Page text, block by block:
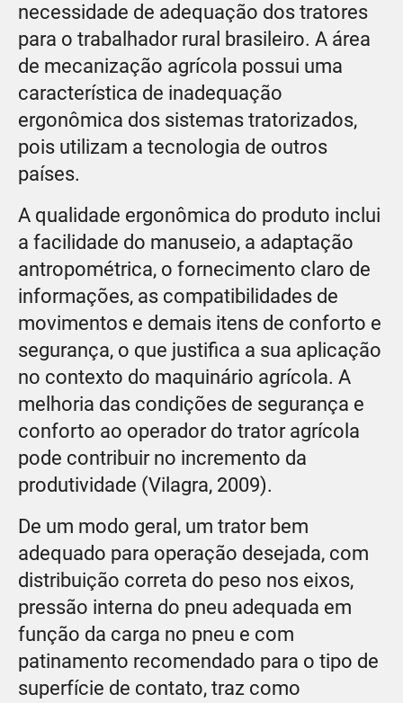
necessidade de adequação dos tratores
para o trabalhador rural brasileiro. A área
de mecanização agrícola possui uma
característica de inadequação
ergonômica dos sistemas tratorizados,
pois utilizam a tecnologia de outros
países.
A qualidade ergonômica do produto inclui
a facilidade do manuseio, a adaptação
antropométrica, o fornecimento claro de
informações, as compatibilidades de
movimentos e demais itens de conforto e
segurança, o que justifica a sua aplicação
no contexto do maquinário agrícola. A
melhoria das condições de segurança e
conforto ao operador do trator agrícola
pode contribuir no incremento da
produtividade (Vilagra, 2009).
De um modo geral, um trator bem
adequado para operação desejada, com
distribuição correta do peso nos eixos,
pressão interna do pneu adequada em
função da carga no pneu e com
patinamento recomendado para o tipo de
superfície de contato, traz como